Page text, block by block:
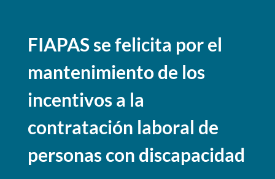
FIAPAS se felicita por el
mantenimiento de los
incentivos a la
contratación laboral de
personas con discapacidad